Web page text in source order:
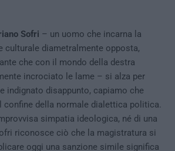
Sofri – un uomo che incarna la
culturale diametralmente opposta,
che con il mondo della destra
incrociato le lame – si alza per
indignato disappunto, capiamo che
confine della normale dialettica politica.
simpatia ideologica, né di una
riconosce ciò che la magistratura si
oggi una sanzione simile significa